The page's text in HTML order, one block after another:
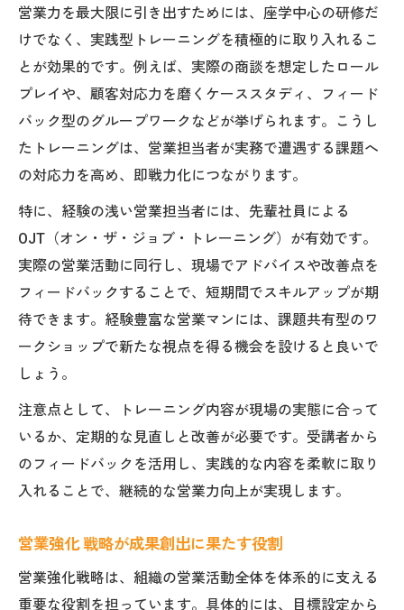
営業力を最大限に引き出すためには、座学中心の研修だ
けでなく、実践型トレーニングを積極的に取り入れるこ
とが効果的です。例えば、実際の商談を想定したロール
プレイや、顧客対応力を磨くケーススタディ、フィード
バック型のグループワークなどが挙げられます。こうし
たトレーニングは、営業担当者が実務で遭遇する課題へ
の対応力を高め、即戦力化につながります。
特に、経験の浅い営業担当者には、先輩社員による
OJT（オン・ザ・ジョブ・トレーニング）が有効です。
実際の営業活動に同行し、現場でアドバイスや改善点を
フィードバックすることで、短期間でスキルアップが期
待できます。経験豊富な営業マンには、課題共有型のワ
ークショップで新たな視点を得る機会を設けると良いで
しょう。
注意点として、トレーニング内容が現場の実態に合って
いるか、定期的な見直しと改善が必要です。受講者から
のフィードバックを活用し、実践的な内容を柔軟に取り
入れることで、継続的な営業力向上が実現します。
営業強化 戦略が成果創出に果たす役割
営業強化戦略は、組織の営業活動全体を体系的に支える
重要な役割を担っています。具体的には、目標設定から